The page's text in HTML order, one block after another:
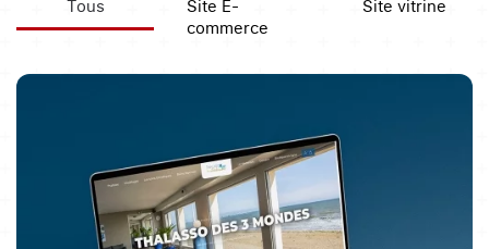
Tous
Site E-
commerce
Site vitrine